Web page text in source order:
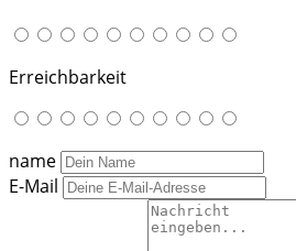
Erreichbarkeit
name
E-Mail